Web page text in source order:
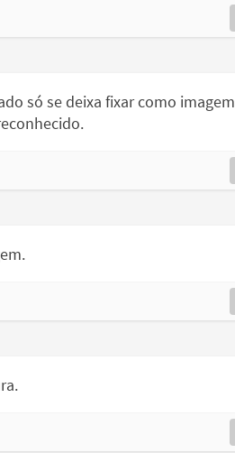
só se deixa fixar como imagem